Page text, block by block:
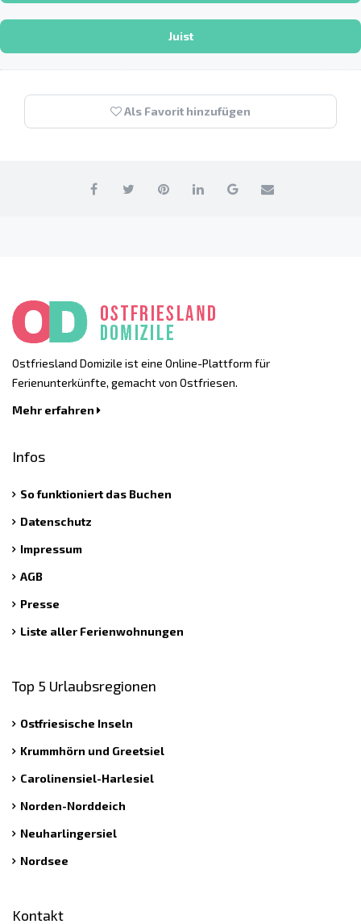
Juist
Als Favorit hinzufügen
Ostfriesland Domizile ist eine Online-Plattform für
Ferienunterkünfte, gemacht von Ostfriesen.
Mehr erfahren
Infos
So funktioniert das Buchen
Datenschutz
Impressum
AGB
Presse
Liste aller Ferienwohnungen
Top 5 Urlaubsregionen
Ostfriesische Inseln
Krummhörn und Greetsiel
Carolinensiel-Harlesiel
Norden-Norddeich
Neuharlingersiel
Nordsee
Kontakt